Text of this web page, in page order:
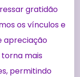
gratidão
os vínculos e
apreciação
mais
permitindo